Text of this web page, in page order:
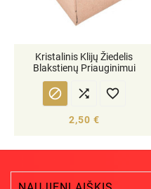
Kristalinis Klijų Žiedelis
Blakstienų Priauginimui
  
2,50 €